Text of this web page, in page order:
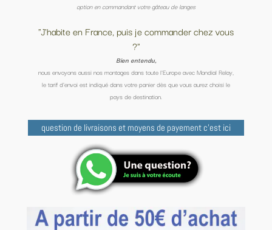
option en commandant votre gâteau de langes
"J'habite en France, puis je commander chez vous
?"
Bien entendu,
nous envoyons aussi nos montages dans toute l'Europe avec Mondial Relay,
le tarif d'envoi est indiqué dans votre panier dès que vous aurez choisi le
pays de destination.
question de livraisons et moyens de payement c'est ici